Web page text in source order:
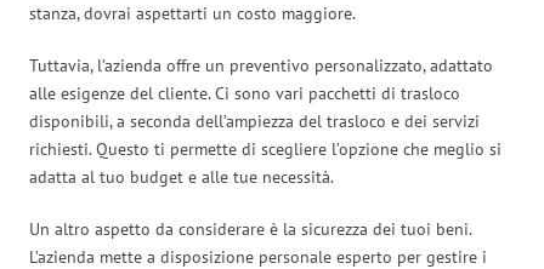
stanza, dovrai aspettarti un costo maggiore.
Tuttavia, l’azienda offre un preventivo personalizzato, adattato
alle esigenze del cliente. Ci sono vari pacchetti di trasloco
disponibili, a seconda dell’ampiezza del trasloco e dei servizi
richiesti. Questo ti permette di scegliere l’opzione che meglio si
adatta al tuo budget e alle tue necessità.
Un altro aspetto da considerare è la sicurezza dei tuoi beni.
L’azienda mette a disposizione personale esperto per gestire i